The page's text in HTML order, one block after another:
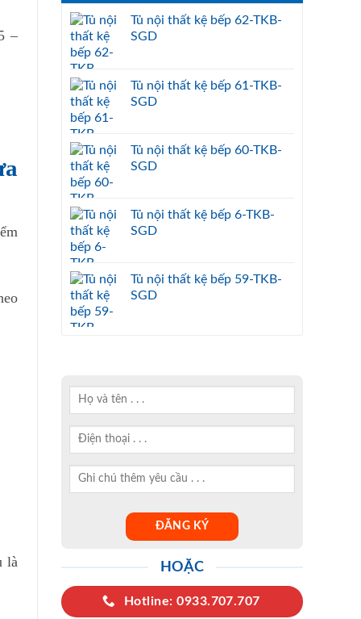
–
là
Tủ nội thất kệ bếp 62-TKB-
SGD
Tủ nội thất kệ bếp 61-TKB-
SGD
Tủ nội thất kệ bếp 60-TKB-
SGD
Tủ nội thất kệ bếp 6-TKB-
SGD
Tủ nội thất kệ bếp 59-TKB-
SGD
HOẶC
Hotline: 0933.707.707